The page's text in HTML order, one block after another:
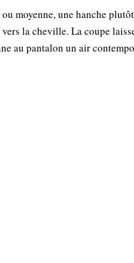
moyenne, une hanche
la cheville. La coupe
au pantalon un air